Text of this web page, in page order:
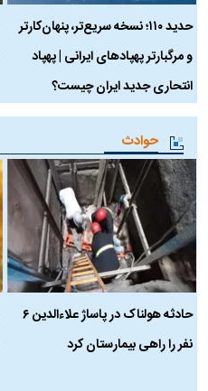
حدید ۱۱۰؛ نسخه سریع‌تر، پنهان‌کارتر
و مرگبارتر پهپادهای ایرانی | پهپاد
انتحاری جدید ایران چیست؟
حوادث
حادثه هولناک در پاساژ علاءالدین ۶
نفر را راهی بیمارستان کرد